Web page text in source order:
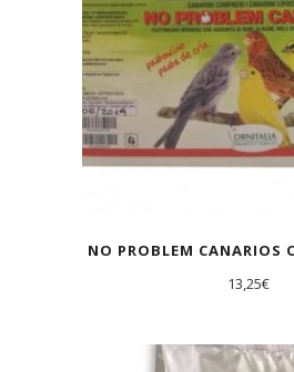
NO PROBLEM CANARIOS
13,25€